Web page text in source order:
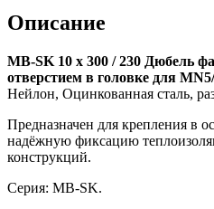
Описание
MB-SK 10 x 300 / 230 Дюбель
отверстием в головке для
Нейлон, Оцинкованная сталь,
Предназначен для крепления в
надёжную фиксацию
конструкций.
Серия: MB-SK.